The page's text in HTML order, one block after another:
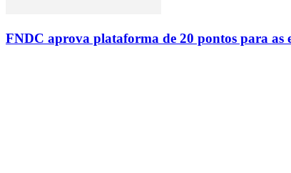
FNDC aprova plataforma de 20 pontos para as